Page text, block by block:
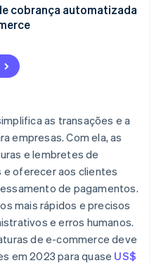
churn involuntário
voluntário
de dados
clientes
cobrança automatizada
as transações e a
empresas. Com ela, as
e lembretes de
oferecer aos clientes
de pagamentos.
mais rápidos e precisos
e erros humanos.
de e-commerce deve
em 2023 para quase US$